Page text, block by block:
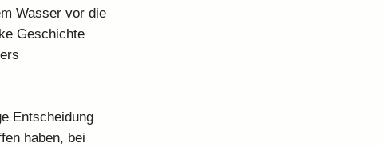
Wasser vor die
Geschichte
Entscheidung
haben, bei